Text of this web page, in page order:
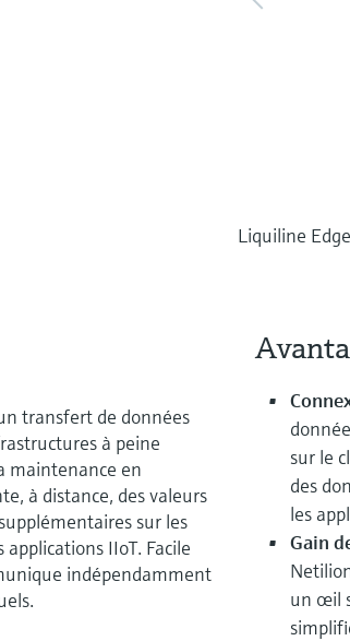
Liquiline
transfert de données
à peine
maintenance en
à distance, des valeurs
sur les
IIoT. Facile
indépendamment
sur le
des
les
Gain
un œil